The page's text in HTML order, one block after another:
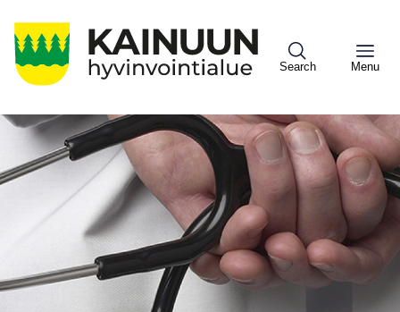
pääsisältöön
Search Menu
Sote
Menu
Asiakkaille